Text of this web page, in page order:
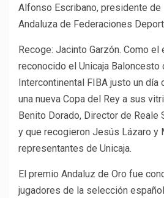
Alfonso Escribano, presidente de
Andaluza de Federaciones
Recoge: Jacinto Garzón. Como
reconocido el Unicaja Baloncesto
Intercontinental FIBA justo un
una nueva Copa del Rey a sus
Benito Dorado, Director de Reale
y que recogieron Jesús Lázaro y
representantes de Unicaja.
El premio Andaluz de Oro fue
jugadores de la selección